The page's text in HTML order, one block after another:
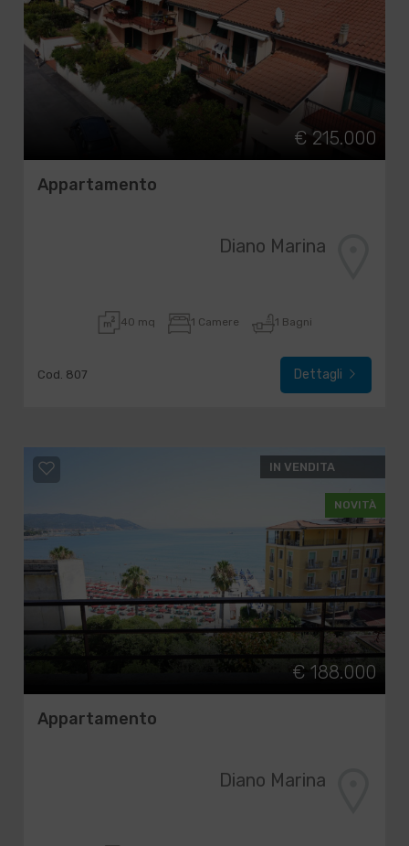
€ 215.000
Appartamento
Diano Marina
40 mq 1 Camere 1 Bagni
Cod. 807 Dettagli
IN VENDITA
NOVITÀ
€ 188.000
Appartamento
Diano Marina